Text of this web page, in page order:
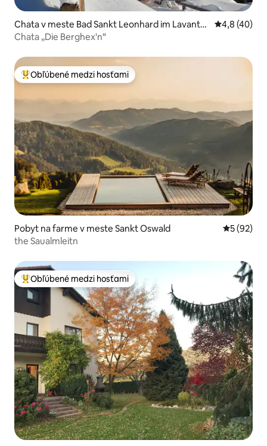
Chata v meste Bad Sankt Leonhard im Lavantta
l
Priemerné
4,8 (40)
Chata „Die Berghex'n“
Najobľúbenejšie medzi hosťami
Obľúbené medzi hosťami
Pobyt na farme v meste Sankt Oswald
5 (92)
the Saualmleitn
Najobľúbenejšie medzi hosťami
Obľúbené medzi hosťami